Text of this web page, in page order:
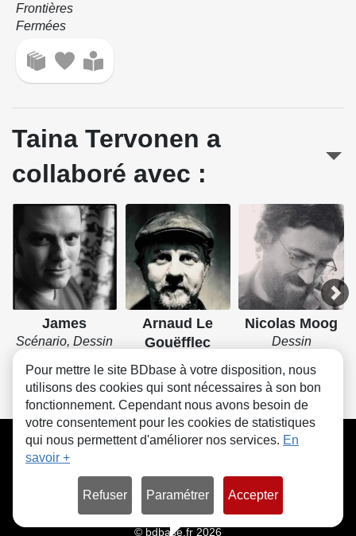
Frontières
Fermées
Taina Tervonen a
collaboré avec :
James
Scénario, Dessin
Arnaud Le
Gouëfflec
Nicolas Moog
Dessin
CGU FAQ Contact Cookies
© bdbase.fr 2026
Pour mettre le site BDbase à votre disposition, nous
utilisons des cookies qui sont nécessaires à son bon
fonctionnement. Cependant nous avons besoin de
votre consentement pour les cookies de statistiques
qui nous permettent d'améliorer nos services. En
savoir +
Refuser Paramétrer Accepter